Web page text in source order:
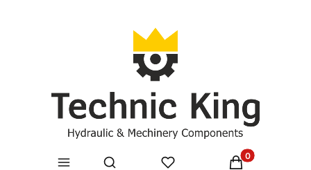
Suchmaschine öffnen Produkte im